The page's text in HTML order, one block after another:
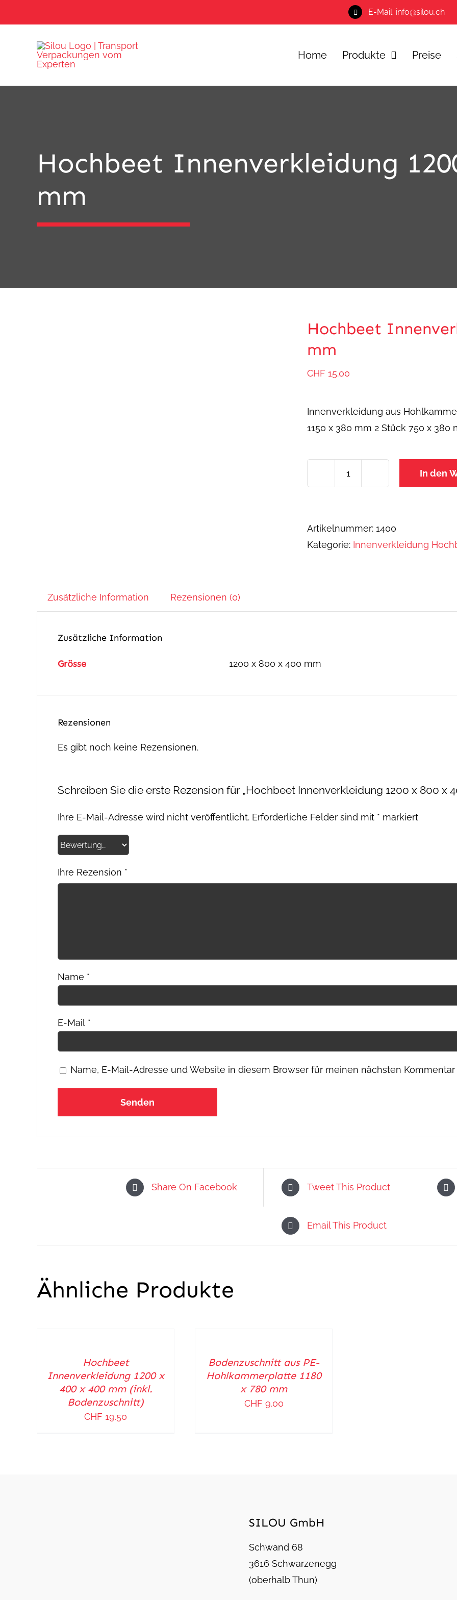
to
E-Mail: info@silou.ch
Home Produkte Preise
Hochbeet Innenverkleidung
mm
Hochbeet
mm
CHF 15.00
Innenverkleidung aus
1150 x 380 mm 2 Stück 750 x 380
Hochbeet
x
800
Menge
In den
Artikelnummer: 1400
Kategorie: Innenverkleidung
Zusätzliche Information Rezensionen (0)
Zusätzliche Information
Grösse 1200 x 800 x 400 mm
Rezensionen
Es gibt noch keine Rezensionen.
Schreiben Sie die erste Rezension für „Hochbeet Innenverkleidung 1200 x 800 x
Ihre E-Mail-Adresse wird nicht veröffentlicht. Erforderliche Felder sind mit * markiert
Ihre Rezension *
Name *
E-Mail *
Name, E-Mail-Adresse und Website in diesem Browser für meinen nächsten Kommentar
Share On Facebook Tweet This Product
Email This Product
Ähnliche Produkte
DETAILS
Hochbeet
Innenverkleidung 1200 x
400 x 400 mm (inkl.
Bodenzuschnitt)
CHF 19.50
DETAILS
Bodenzuschnitt aus PE-
Hohlkammerplatte 1180
x 780 mm
CHF 9.00
SILOU GmbH
Schwand 68
3616 Schwarzenegg
(oberhalb Thun)